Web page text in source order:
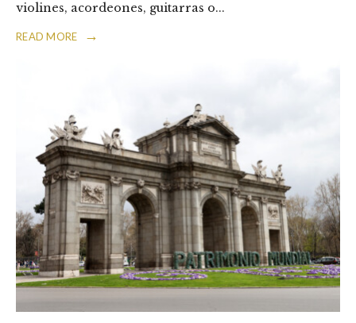
violines, acordeones, guitarras o...
READ MORE →